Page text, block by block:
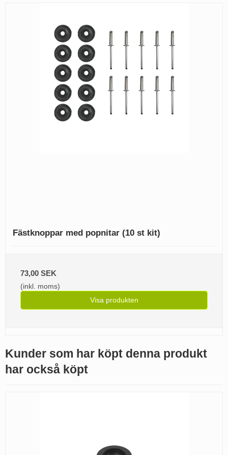
Fästknoppar med popnitar (10 st kit)
73,00 SEK
(inkl. moms)
Visa produkten
Kunder som har köpt denna produkt
har också köpt